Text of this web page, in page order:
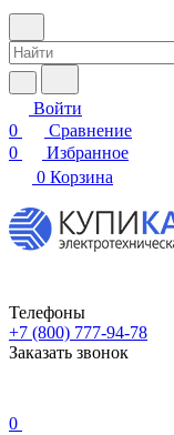
Войти
0
Сравнение
0
Избранное
0 Корзина
Телефоны
+7 (800) 777-94-78
Заказать звонок
0